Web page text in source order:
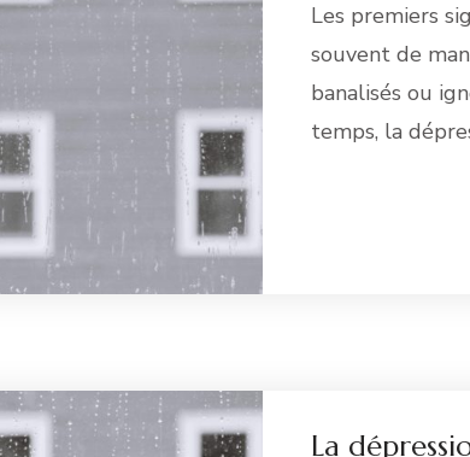
Les premiers
souvent de
banalisés ou
temps, la
La